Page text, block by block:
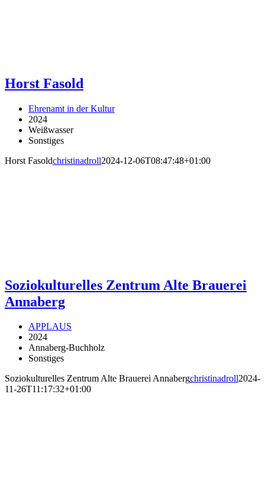
Horst Fasold
Ehrenamt in der Kultur
2024
Weißwasser
Sonstiges
Horst Fasoldchristinadroll2024-12-06T08:47:48+01:00
Soziokulturelles Zentrum Alte Brauerei
Annaberg
APPLAUS
2024
Annaberg-Buchholz
Sonstiges
Soziokulturelles Zentrum Alte Brauerei Annabergchristinadroll2024-
11-26T11:17:32+01:00